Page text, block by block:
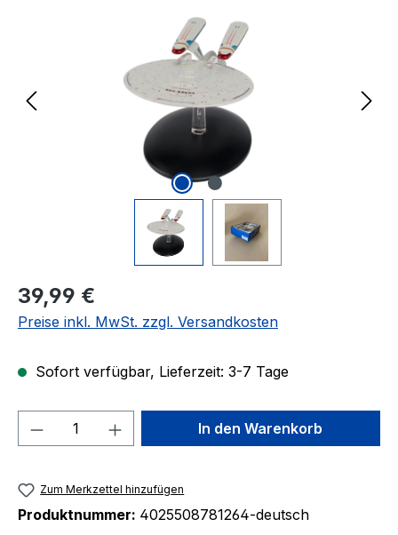
Regulärer Preis:
39,99 €
Preise inkl. MwSt. zzgl. Versandkosten
Sofort verfügbar, Lieferzeit: 3-7 Tage
Produkt Anzahl: Gib denIn den Warenkorb
Zum Merkzettel hinzufügen
Produktnummer: 4025508781264-deutsch